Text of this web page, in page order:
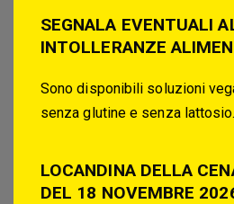
SEGNALA EVENTUALI
INTOLLERANZE
Sono disponibili soluzioni
senza glutine e senza lattosio.
LOCANDINA DELLA
DEL 18 NOVEMBRE